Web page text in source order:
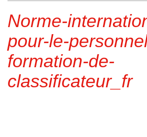
Norme-
pour-le-
formation-de-
classificateur_fr